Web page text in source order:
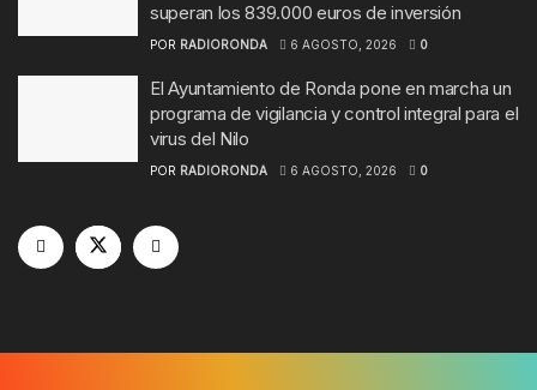
superan los 839.000 euros de inversión
POR RADIORONDA 6 AGOSTO, 2026 0
El Ayuntamiento de Ronda pone en marcha un
programa de vigilancia y control integral para el
virus del Nilo
POR RADIORONDA 6 AGOSTO, 2026 0